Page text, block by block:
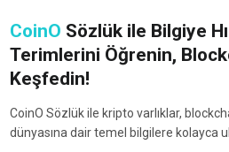
CoinO Sözlük ile Bilgiye
Terimlerini Öğrenin,
Keşfedin!
CoinO Sözlük ile kripto varlıklar,
dünyasına dair temel bilgilere kolayca